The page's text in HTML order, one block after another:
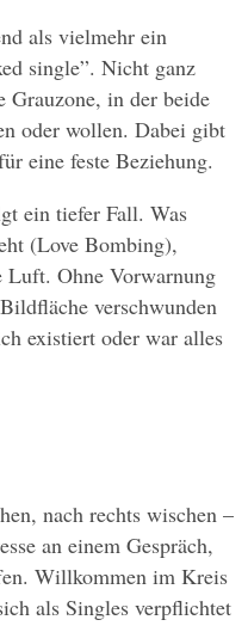
als vielmehr ein
single”. Nicht ganz
Grauzone, in der beide
oder wollen. Dabei gibt
eine feste Beziehung.
ein tiefer Fall. Was
(Love Bombing),
Luft. Ohne Vorwarnung
verschwunden
existiert oder war alles
nach rechts wischen –
an einem Gespräch,
Willkommen im Kreis
als Singles verpflichtet